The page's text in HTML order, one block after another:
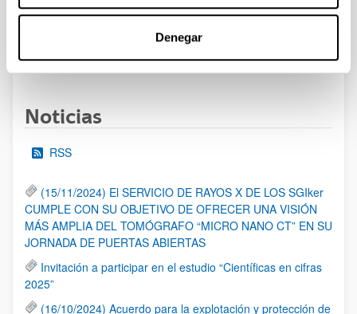
Denegar
al 30/07/2026 (ambos incluídos)
Página
1 Página
2 Página
3 ...Páginas intermedias Use TAB
Página
95
Noticias
RSS
(15/11/2024) El SERVICIO DE RAYOS X DE LOS SGIker
CUMPLE CON SU OBJETIVO DE OFRECER UNA VISIÓN
MÁS AMPLIA DEL TOMÓGRAFO “MICRO NANO CT” EN SU
JORNADA DE PUERTAS ABIERTAS
Invitación a participar en el estudio “Científicas en cifras
2025”
(16/10/2024) Acuerdo para la explotación y protección de